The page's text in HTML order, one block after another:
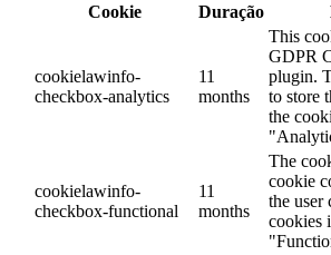
Cookie
Duração
cookielawinfo-
checkbox-analytics
11
months
This
GDPR
plugin.
to store
the
cookielawinfo-
checkbox-functional
11
months
The
cookie
the user
cookies